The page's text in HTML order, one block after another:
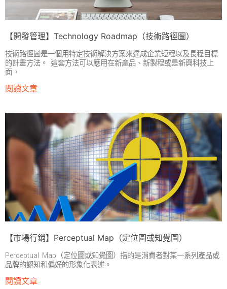
【開發管理】Technology Roadmap（技術路徑圖）
技術路徑圖是一個用特定技術解決方案來達成企業短程以及長程目標
的計畫方法。 這套方法可以應用在新產品、新製程或是新興科技上
面。
閱讀文章
【市場行銷】Perceptual Map（定位圖或知覺圖）
Perceptual Map（定位圖或知覺圖）指的是消費者對某一系列產品或
品牌的認知和偏好的形象化表述。
閱讀文章